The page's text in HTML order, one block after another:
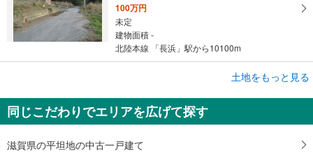
100万円
未定
建物面積 -
北陸本線 「長浜」駅から10100m
長浜市法楽寺町
380万円
未定
建物面積 -
北陸本線 「長浜」駅から9900m
土地をもっと見る
同じこだわりでエリアを広げて探す
滋賀県の平坦地の中古一戸建て